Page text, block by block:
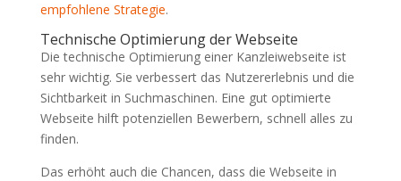
empfohlene Strategie.
Technische Optimierung der Webseite
Die technische Optimierung einer Kanzleiwebseite ist
sehr wichtig. Sie verbessert das Nutzererlebnis und die
Sichtbarkeit in Suchmaschinen. Eine gut optimierte
Webseite hilft potenziellen Bewerbern, schnell alles zu
finden.
Das erhöht auch die Chancen, dass die Webseite in